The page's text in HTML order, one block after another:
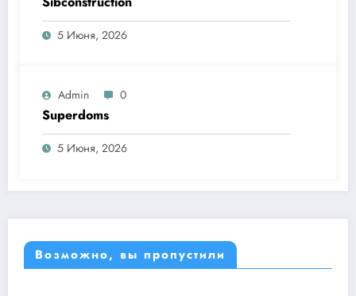
5 Июня, 2026
Admin 0
Superdoms
5 Июня, 2026
Возможно, вы пропустили